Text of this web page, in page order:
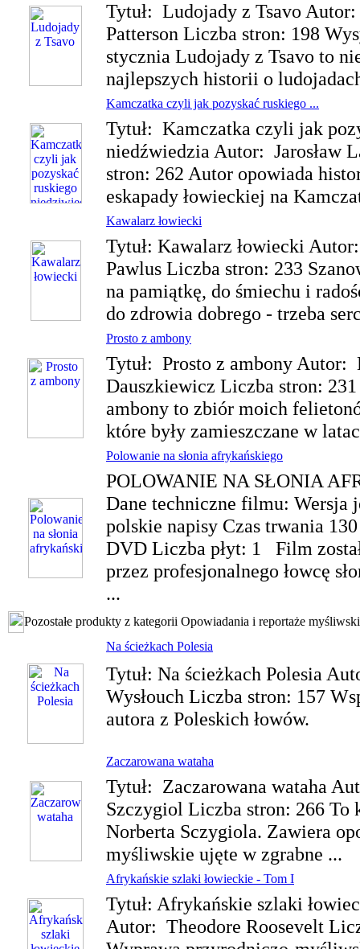
Tytuł: Ludojady z Tsavo
Patterson Liczba stron: 198
stycznia Ludojady z Tsavo to
najlepszych historii o
Kamczatka czyli jak pozyskać ruskiego ...
Tytuł: Kamczatka czyli jak
niedźwiedzia Autor: Jarosław
stron: 262 Autor opowiada
eskapady łowieckiej na
Kawalarz łowiecki
Tytuł: Kawalarz łowiecki Autor:
Pawlus Liczba stron: 233
na pamiątkę, do śmiechu i
do zdrowia dobrego - trzeba
Prosto z ambony
Tytuł: Prosto z ambony Autor:
Dauszkiewicz Liczba stron: 231
ambony to zbiór moich
które były zamieszczane w
Polowanie na słonia afrykańskiego
POLOWANIE NA SŁONIA
Dane techniczne filmu: Wersja
polskie napisy Czas trwania
DVD Liczba płyt: 1 Film
przez profesjonalnego łowcę
...
Pozostałe produkty z kategorii Opowiadania i reportaże
Na ścieżkach Polesia
Tytuł: Na ścieżkach Polesia
Wysłouch Liczba stron: 157
autora z Poleskich łowów.
Zaczarowana wataha
Tytuł: Zaczarowana wataha
Szczygiol Liczba stron: 266 To
Norberta Sczygiola. Zawiera
myśliwskie ujęte w zgrabne ...
Afrykańskie szlaki łowieckie - Tom I
Tytuł: Afrykańskie szlaki
Autor: Theodore Roosevelt